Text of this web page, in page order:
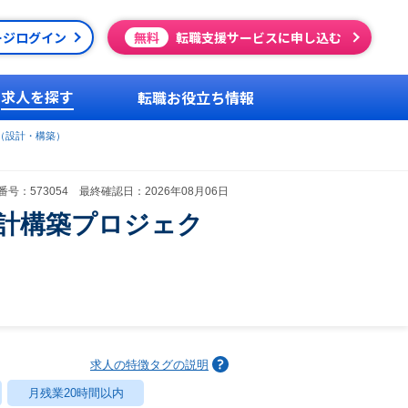
ログイン 無料 転職支援サービスに申し込む
求人を探す 転職お役立ち情報
計・構築）
号：573054 最終確認日：2026年08月06日
構築プロジェク
求人の特徴タグの説明
月残業20時間以内